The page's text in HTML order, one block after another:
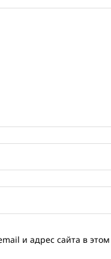
и адрес сайта в